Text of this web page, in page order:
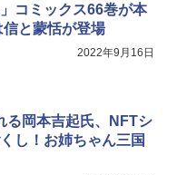
コミックス66巻が本
信と蒙恬が登場
2022年9月16日
る岡本吉起氏、NFTシ
し！お姉ちゃん三国